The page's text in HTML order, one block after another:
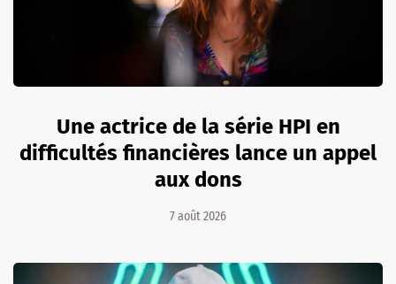
Une actrice de la série HPI en
difficultés financières lance un appel
aux dons
7 août 2026